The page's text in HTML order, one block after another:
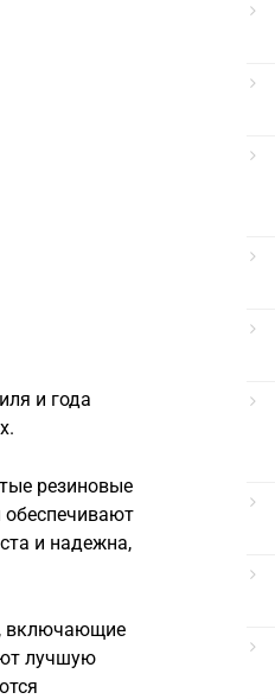
и года
резиновые
и надежна,
включающие
лучшую